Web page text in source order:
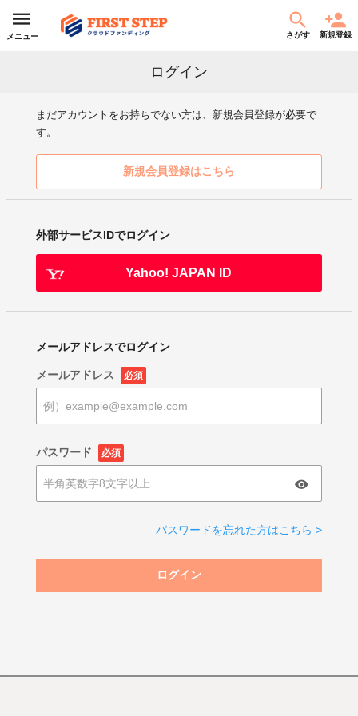
メニュー さがす 新規登録
ログイン
まだアカウントをお持ちでない方は、新規会員登録が必要で
す。
新規会員登録はこちら
外部サービスIDでログイン
Yahoo! JAPAN ID
メールアドレスでログイン
メールアドレス 必須
パスワード 必須
パスワードを忘れた方はこちら >
ログイン